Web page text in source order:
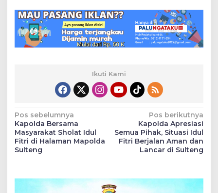
Ikuti Kami
Navigasi
pos
Pos sebelumnya
Kapolda Bersama
Masyarakat Sholat Idul
Fitri di Halaman Mapolda
Sulteng
Pos berikutnya
Kapolda Apresiasi
Semua Pihak, Situasi Idul
Fitri Berjalan Aman dan
Lancar di Sulteng